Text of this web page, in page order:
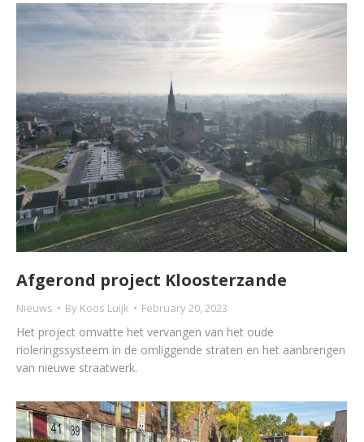
Afgerond project Kloosterzande
Nieuws By Koos Luijk February 20, 2023
Het project omvatte het vervangen van het oude
rioleringssysteem in de omliggende straten en het aanbrengen
van nieuwe straatwerk.